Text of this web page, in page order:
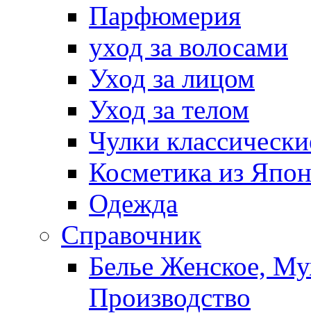
Парфюмерия
уход за волосами
Уход за лицом
Уход за телом
Чулки
Косметика из
Одежда
Справочник
Белье Женское,
Производство